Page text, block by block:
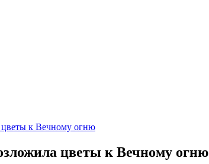
к Вечному огню
цветы к Вечному огню